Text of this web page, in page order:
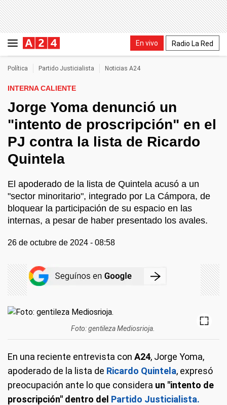
En vivo Radio La Red
Política Partido Justicialista Noticias A24
INTERNA CALIENTE
Jorge Yoma denunció un
"intento de proscripción" en el
PJ contra la lista de Ricardo
Quintela
El apoderado de la lista de Quintela acusó a un
"sector minoritario", integrado por La Cámpora, de
bloquear la participación de su espacio en las
internas, a pesar de haber presentado los avales.
26 de octubre de 2024 - 08:58
Foto: gentileza Mediosrioja.
En una reciente entrevista con A24, Jorge Yoma,
apoderado de la lista de Ricardo Quintela, expresó
preocupación ante lo que considera un "intento de
proscripción" dentro del Partido Justicialista.